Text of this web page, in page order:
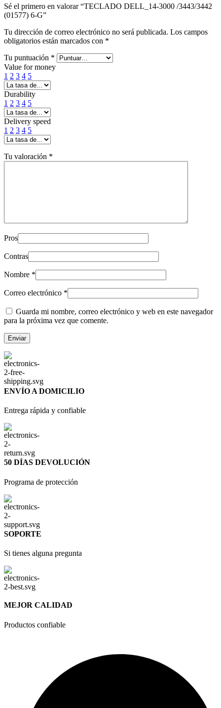
Sé el primero en valorar “TECLADO DELL_14-3000 /3443/3442
(01577) 6-G”
Tu dirección de correo electrónico no será publicada. Los campos
obligatorios están marcados con *
Tu puntuación *
Value for money
1 2 3 4 5
Durability
1 2 3 4 5
Delivery speed
1 2 3 4 5
Tu valoración *
Pros
Contras
Nombre *
Correo electrónico *
Guarda mi nombre, correo electrónico y web en este navegador
para la próxima vez que comente.
ENVÍO A DOMICILIO
Entrega rápida y confiable
50 DÍAS DEVOLUCIÓN
Programa de protección
SOPORTE
Si tienes alguna pregunta
MEJOR CALIDAD
Productos confiable